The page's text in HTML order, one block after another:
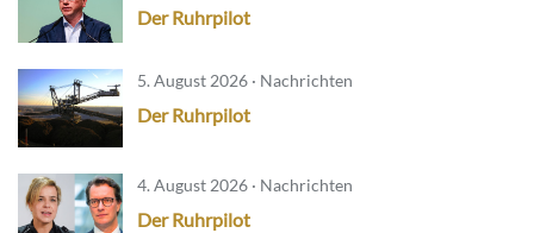
Der Ruhrpilot
5. August 2026 · Nachrichten
Der Ruhrpilot
4. August 2026 · Nachrichten
Der Ruhrpilot